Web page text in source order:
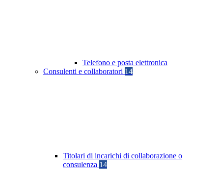
Telefono e posta elettronica
Consulenti e collaboratori 14
Titolari di incarichi di collaborazione o
consulenza 14